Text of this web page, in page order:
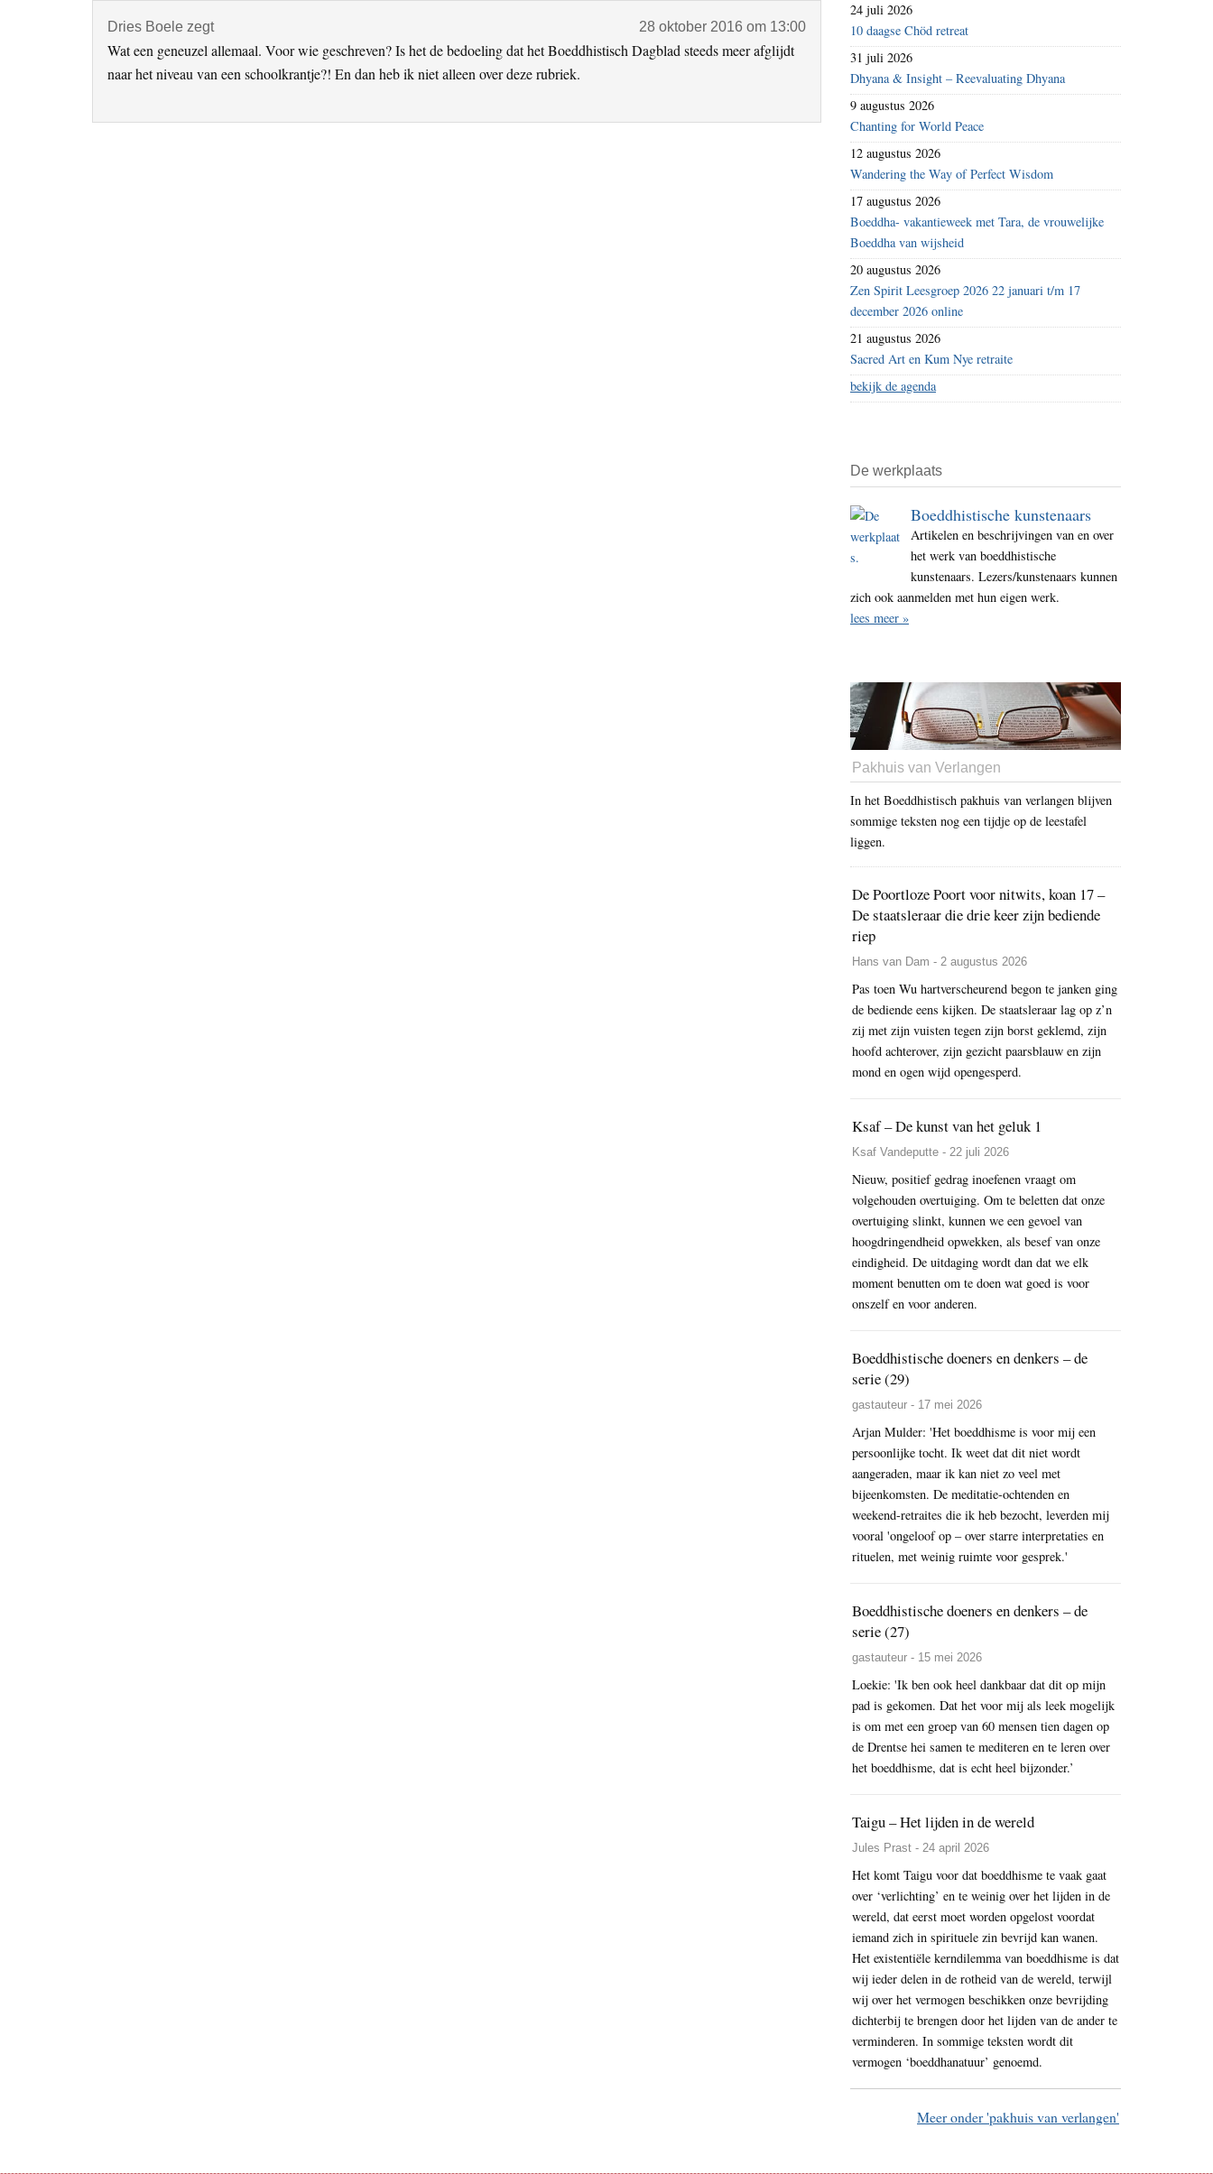
Dries Boele zegt 28 oktober 2016 om 13:00
Wat een geneuzel allemaal. Voor wie geschreven? Is het de bedoeling dat het Boeddhistisch Dagblad steeds meer afglijdt
naar het niveau van een schoolkrantje?! En dan heb ik niet alleen over deze rubriek.
24 juli 2026
10 daagse Chöd retreat
31 juli 2026
Dhyana & Insight – Reevaluating Dhyana
9 augustus 2026
Chanting for World Peace
12 augustus 2026
Wandering the Way of Perfect Wisdom
17 augustus 2026
Boeddha- vakantieweek met Tara, de vrouwelijke
Boeddha van wijsheid
20 augustus 2026
Zen Spirit Leesgroep 2026 22 januari t/m 17
december 2026 online
21 augustus 2026
Sacred Art en Kum Nye retraite
bekijk de agenda
De werkplaats
Boeddhistische kunstenaars
Artikelen en beschrijvingen van en over
het werk van boeddhistische
kunstenaars. Lezers/kunstenaars kunnen
zich ook aanmelden met hun eigen werk.
lees meer »
Pakhuis van Verlangen
In het Boeddhistisch pakhuis van verlangen blijven
sommige teksten nog een tijdje op de leestafel
liggen.
De Poortloze Poort voor nitwits, koan 17 –
De staatsleraar die drie keer zijn bediende
riep
Hans van Dam - 2 augustus 2026
Pas toen Wu hartverscheurend begon te janken ging
de bediende eens kijken. De staatsleraar lag op z’n
zij met zijn vuisten tegen zijn borst geklemd, zijn
hoofd achterover, zijn gezicht paarsblauw en zijn
mond en ogen wijd opengesperd.
Ksaf – De kunst van het geluk 1
Ksaf Vandeputte - 22 juli 2026
Nieuw, positief gedrag inoefenen vraagt om
volgehouden overtuiging. Om te beletten dat onze
overtuiging slinkt, kunnen we een gevoel van
hoogdringendheid opwekken, als besef van onze
eindigheid. De uitdaging wordt dan dat we elk
moment benutten om te doen wat goed is voor
onszelf en voor anderen.
Boeddhistische doeners en denkers – de
serie (29)
gastauteur - 17 mei 2026
Arjan Mulder: 'Het boeddhisme is voor mij een
persoonlijke tocht. Ik weet dat dit niet wordt
aangeraden, maar ik kan niet zo veel met
bijeenkomsten. De meditatie-ochtenden en
weekend-retraites die ik heb bezocht, leverden mij
vooral 'ongeloof op – over starre interpretaties en
rituelen, met weinig ruimte voor gesprek.'
Boeddhistische doeners en denkers – de
serie (27)
gastauteur - 15 mei 2026
Loekie: 'Ik ben ook heel dankbaar dat dit op mijn
pad is gekomen. Dat het voor mij als leek mogelijk
is om met een groep van 60 mensen tien dagen op
de Drentse hei samen te mediteren en te leren over
het boeddhisme, dat is echt heel bijzonder.’
Taigu – Het lijden in de wereld
Jules Prast - 24 april 2026
Het komt Taigu voor dat boeddhisme te vaak gaat
over ‘verlichting’ en te weinig over het lijden in de
wereld, dat eerst moet worden opgelost voordat
iemand zich in spirituele zin bevrijd kan wanen.
Het existentiële kerndilemma van boeddhisme is dat
wij ieder delen in de rotheid van de wereld, terwijl
wij over het vermogen beschikken onze bevrijding
dichterbij te brengen door het lijden van de ander te
verminderen. In sommige teksten wordt dit
vermogen ‘boeddhanatuur’ genoemd.
Meer onder 'pakhuis van verlangen'